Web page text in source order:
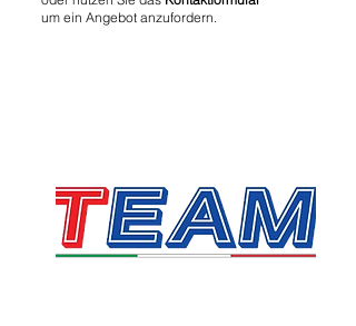
um ein Angebot anzufordern.